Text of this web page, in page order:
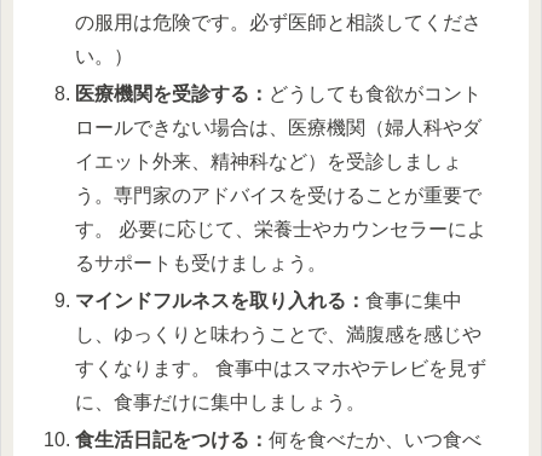
の服用は危険です。必ず医師と相談してくださ
い。）
医療機関を受診する： どうしても食欲がコント
ロールできない場合は、医療機関（婦人科やダ
イエット外来、精神科など）を受診しましょ
う。専門家のアドバイスを受けることが重要で
す。 必要に応じて、栄養士やカウンセラーによ
るサポートも受けましょう。
マインドフルネスを取り入れる：食事に集中
し、ゆっくりと味わうことで、満腹感を感じや
すくなります。 食事中はスマホやテレビを見ず
に、食事だけに集中しましょう。
食生活日記をつける：何を食べたか、いつ食べ